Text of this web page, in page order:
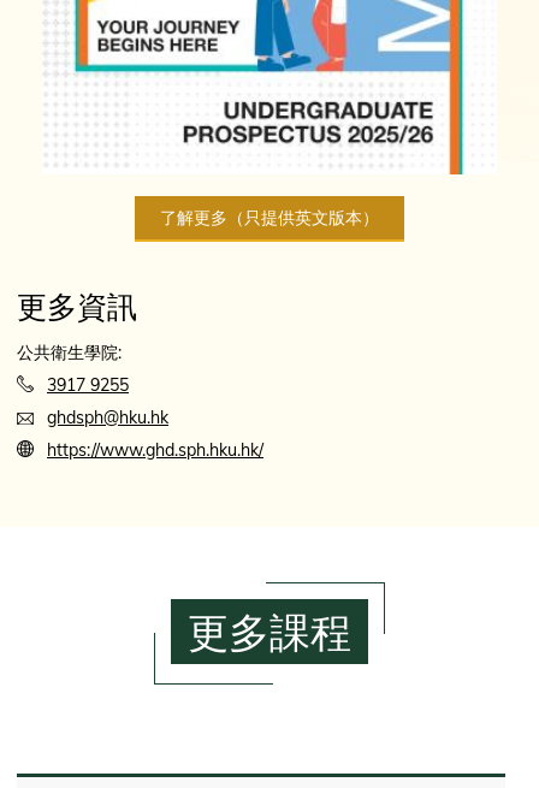
了解更多（只提供英文版本）
更多資訊
公共衛生學院:
3917 9255
ghdsph@hku.hk
https://www.ghd.sph.hku.hk/
更多課程